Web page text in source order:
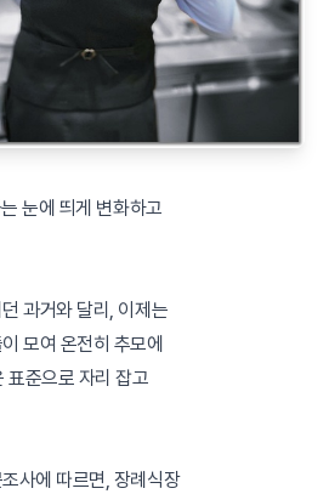
눈에 띄게 변화하고
과거와 달리, 이제는
모여 온전히 추모에
표준으로 자리 잡고
사에 따르면, 장례식장